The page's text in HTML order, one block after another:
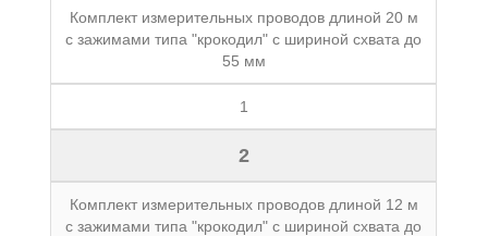
Комплект измерительных проводов длиной 20 м
с зажимами типа "крокодил" с шириной схвата до
55 мм
1
2
Комплект измерительных проводов длиной 12 м
с зажимами типа "крокодил" с шириной схвата до